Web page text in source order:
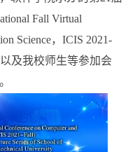
Fall Virtual
Science，ICIS 2021-
及我校师生等参加会